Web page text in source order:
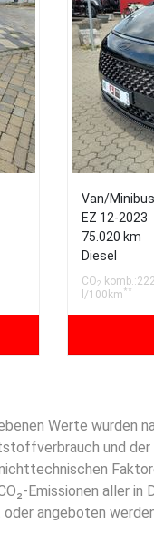
Van/Minibus
EZ 12-2023
75.020 km
Diesel
CO2
l/100km **
Werte wurden
und der
Emissionen aller in
angeboten